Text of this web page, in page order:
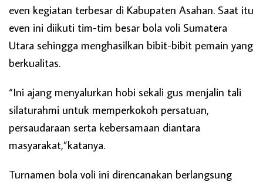
even kegiatan terbesar di Kabupaten Asahan. Saat itu
even ini diikuti tim-tim besar bola voli Sumatera
Utara sehingga menghasilkan bibit-bibit pemain yang
berkualitas.
“Ini ajang menyalurkan hobi sekali gus menjalin tali
silaturahmi untuk memperkokoh persatuan,
persaudaraan serta kebersamaan diantara
masyarakat,”katanya.
Turnamen bola voli ini direncanakan berlangsung